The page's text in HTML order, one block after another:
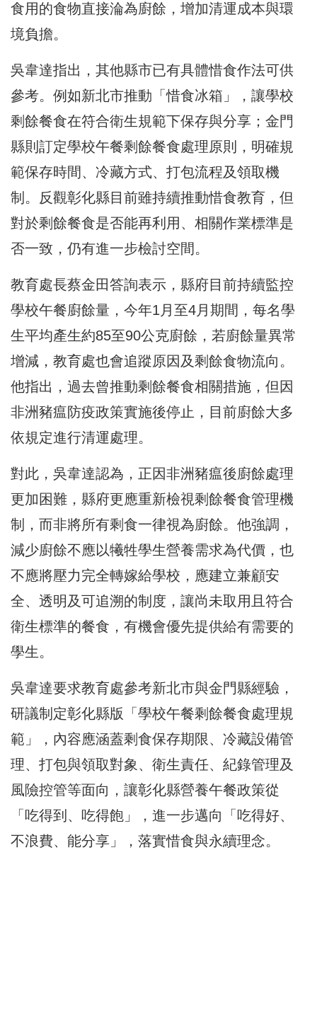
食用的食物直接淪為廚餘，增加清運成本與環
境負擔。
吳韋達指出，其他縣市已有具體惜食作法可供
參考。例如新北市推動「惜食冰箱」，讓學校
剩餘餐食在符合衛生規範下保存與分享；金門
縣則訂定學校午餐剩餘餐食處理原則，明確規
範保存時間、冷藏方式、打包流程及領取機
制。反觀彰化縣目前雖持續推動惜食教育，但
對於剩餘餐食是否能再利用、相關作業標準是
否一致，仍有進一步檢討空間。
教育處長蔡金田答詢表示，縣府目前持續監控
學校午餐廚餘量，今年1月至4月期間，每名學
生平均產生約85至90公克廚餘，若廚餘量異常
增減，教育處也會追蹤原因及剩餘食物流向。
他指出，過去曾推動剩餘餐食相關措施，但因
非洲豬瘟防疫政策實施後停止，目前廚餘大多
依規定進行清運處理。
對此，吳韋達認為，正因非洲豬瘟後廚餘處理
更加困難，縣府更應重新檢視剩餘餐食管理機
制，而非將所有剩食一律視為廚餘。他強調，
減少廚餘不應以犧牲學生營養需求為代價，也
不應將壓力完全轉嫁給學校，應建立兼顧安
全、透明及可追溯的制度，讓尚未取用且符合
衛生標準的餐食，有機會優先提供給有需要的
學生。
吳韋達要求教育處參考新北市與金門縣經驗，
研議制定彰化縣版「學校午餐剩餘餐食處理規
範」，內容應涵蓋剩食保存期限、冷藏設備管
理、打包與領取對象、衛生責任、紀錄管理及
風險控管等面向，讓彰化縣營養午餐政策從
「吃得到、吃得飽」，進一步邁向「吃得好、
不浪費、能分享」，落實惜食與永續理念。